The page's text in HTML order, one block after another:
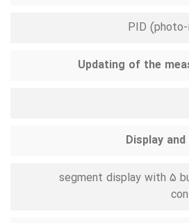
PID
Updating of the
Display
7-segment display with 5